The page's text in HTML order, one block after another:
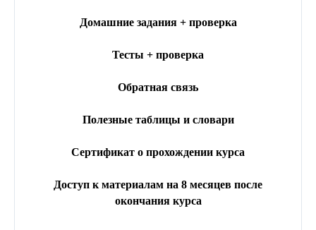
Домашние задания + проверка
Тесты + проверка
Обратная связь
Полезные таблицы и словари
Сертификат о прохождении курса
Доступ к материалам на 8 месяцев после
окончания курса